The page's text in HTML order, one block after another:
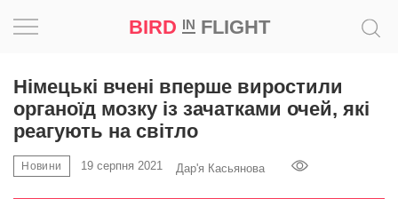
BIRD INFLIGHT
Німецькі вчені вперше виростили
органоїд мозку із зачатками очей, які
реагують на світло
Новини 19 серпня 2021 Дар'я Касьянова